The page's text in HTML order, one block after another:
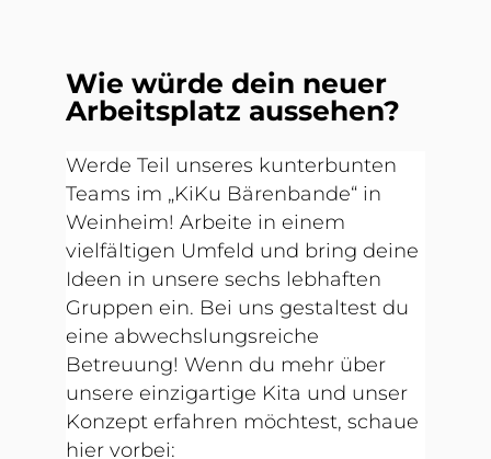
Wie würde dein neuer
Arbeitsplatz aussehen?
Werde Teil unseres kunterbunten
Teams im „KiKu Bärenbande“ in
Weinheim! Arbeite in einem
vielfältigen Umfeld und bring deine
Ideen in unsere sechs lebhaften
Gruppen ein. Bei uns gestaltest du
eine abwechslungsreiche
Betreuung! Wenn du mehr über
unsere einzigartige Kita und unser
Konzept erfahren möchtest, schaue
hier vorbei: